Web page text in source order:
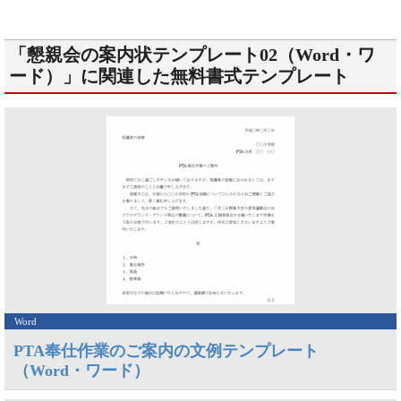
「懇親会の案内状テンプレート02（Word・ワ
ード）」に関連した無料書式テンプレート
Word
PTA奉仕作業のご案内の文例テンプレート
（Word・ワード）